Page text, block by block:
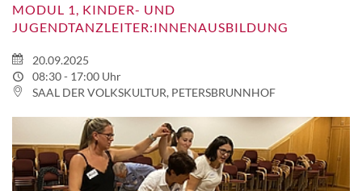
MODUL 1, KINDER- UND
JUGENDTANZLEITER:INNENAUSBILDUNG
20.09.2025
08:30 - 17:00 Uhr
SAAL DER VOLKSKULTUR, PETERSBRUNNHOF